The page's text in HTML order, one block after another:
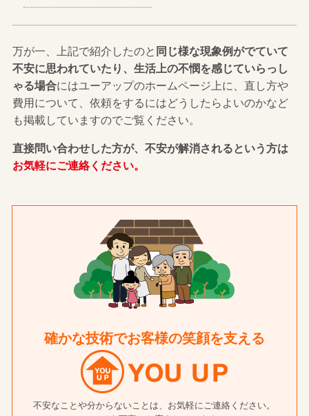
万が一、上記で紹介したのと 同じ様な現象例がでていて
不安に思われていたり、生活上の不憫を感じていらっし
ゃる場合にはユーアップのホームページ上に、直し方や
費用について、依頼をするにはどうしたらよいのかなど
も掲載していますのでご覧ください。
直接問い合わせした方が、不安が解消されるという方は
お気軽にご連絡ください。
確かな技術でお客様の笑顔を支える
不安なことや分からないことは、お気軽にご連絡ください。